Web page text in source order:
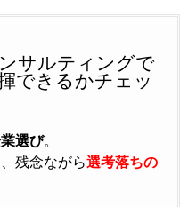
サルティングで
できるかチェッ
選び。
残念ながら選考落ちの